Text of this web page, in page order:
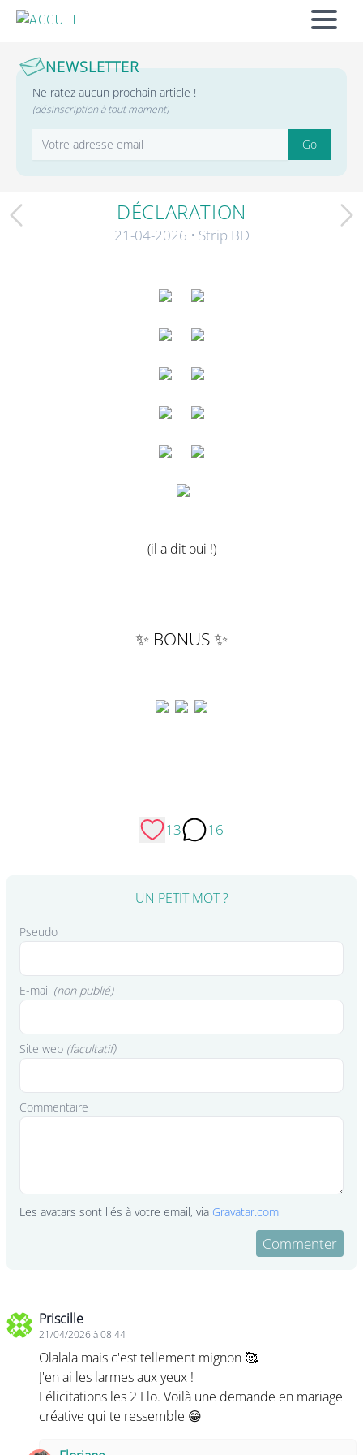
ACCUEIL
NEWSLETTER
Ne ratez aucun prochain article !
(désinscription à tout moment)
Adresse email Go
Article précédentDÉCLARATION
21-04-2026 • Strip BD
(il a dit oui !)
✨ BONUS ✨
13 16
UN PETIT MOT ?
Pseudo
E-mail (non publié)
Site web (facultatif)
Commentaire
Les avatars sont liés à votre email, via Gravatar.com
Commenter
Priscille
21/04/2026 à 08:44
Olalala mais c'est tellement mignon 🥰
J'en ai les larmes aux yeux !
Félicitations les 2 Flo. Voilà une demande en mariage
créative qui te ressemble 😁